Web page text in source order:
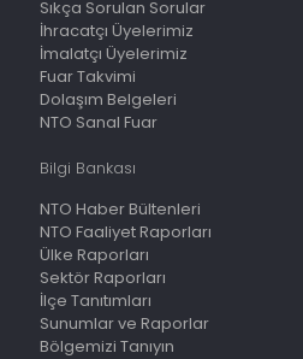
Sıkça Sorulan Sorular
İhracatçı Üyelerimiz
İmalatçı Üyelerimiz
Fuar Takvimi
Dolaşım Belgeleri
NTO Sanal Fuar
Bilgi Bankası
NTO Haber Bültenleri
NTO Faaliyet Raporları
Ülke Raporları
Sektör Raporları
İlçe Tanıtımları
Sunumlar ve Raporlar
Bölgemizi Tanıyın